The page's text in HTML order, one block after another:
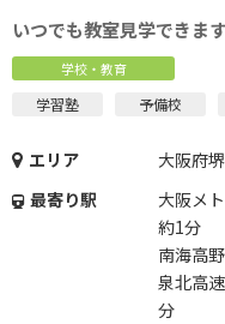
いつでも教室見学できま
学校・教育
学習塾 予備校
エリア
大阪府
最寄り駅
大阪メ
約1分
南海高
泉北高
分